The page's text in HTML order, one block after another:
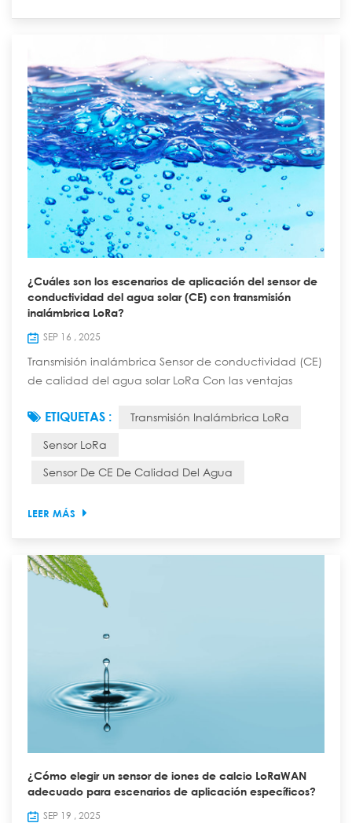
puede sa...
¿Cuáles son los escenarios de aplicación del sensor de
conductividad del agua solar (CE) con transmisión
inalámbrica LoRa?
SEP 16 , 2025
Transmisión inalámbrica Sensor de conductividad (CE)
de calidad del agua solar LoRa Con las ventajas
distancia, suministro de energía solar autónoma,
cableado y suministro de energía, y ser ampliamente
ETIQUETAS : Transmisión Inalámbrica LoRa
Sensor LoRa
Sensor De CE De Calidad Del Agua
LEER MÁS
¿Cómo elegir un sensor de iones de calcio LoRaWAN
adecuado para escenarios de aplicación específicos?
SEP 19 , 2025